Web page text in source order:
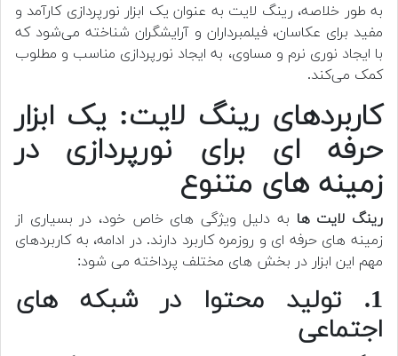
به طور خلاصه، رینگ لایت به عنوان یک ابزار نورپردازی کارآمد و
مفید برای عکاسان، فیلمبرداران و آرایشگران شناخته می‌شود که
با ایجاد نوری نرم و مساوی، به ایجاد نورپردازی مناسب و مطلوب
کمک می‌کند.
کاربردهای رینگ لایت: یک ابزار
حرفه ای برای نورپردازی در
زمینه های متنوع
رینگ لایت ها به دلیل ویژگی های خاص خود، در بسیاری از
زمینه های حرفه ای و روزمره کاربرد دارند. در ادامه، به کاربردهای
مهم این ابزار در بخش های مختلف پرداخته می شود:
1. تولید محتوا در شبکه های
اجتماعی